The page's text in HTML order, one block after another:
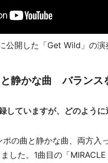
公開した「Get Wild」の演
静かな曲 バランス
していますが、どのよう
の曲と静かな曲、両方入
した。1曲目の「